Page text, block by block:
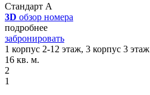
Стандарт А
3D обзор номера
подробнее
забронировать
1 корпус 2-12 этаж, 3 корпус 3 этаж
16 кв. м.
2
1